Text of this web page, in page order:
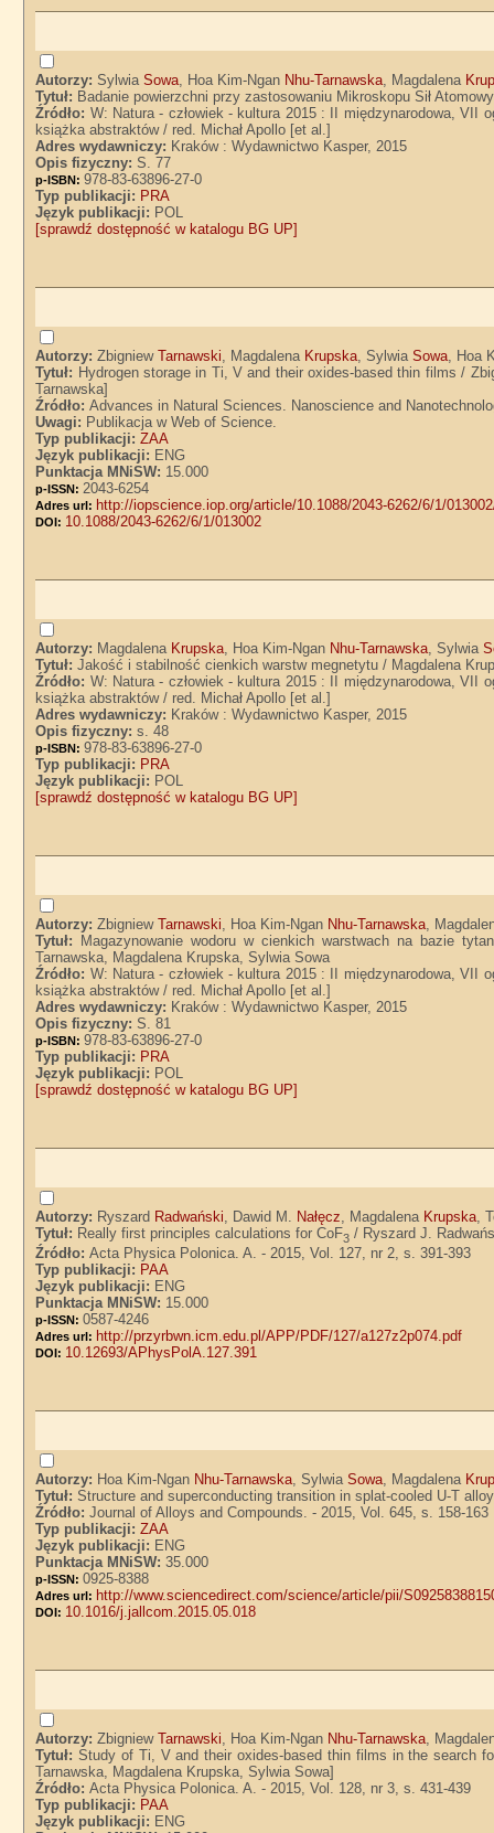
Autorzy:SylwiaSowa , Hoa Kim-Ngan Nhu-Tarnawska , Magdalena
Tytuł: Badanie powierzchni przy zastosowaniu Mikroskopu Sił
Źródło: W: Natura - człowiek - kultura 2015 : II międzynarodowa, VII
książka abstraktów / red. Michał Apollo [et al.]
Adres wydawniczy: Kraków : Wydawnictwo Kasper, 2015
Opis fizyczny:S. 77
p-ISBN:978-83-63896-27-0
Typ publikacji: PRA
Język publikacji: POL
[sprawdź dostępność w katalogu BG UP]
Autorzy:ZbigniewTarnawski , Magdalena Krupska , SylwiaSowa , Hoa
Tytuł: Hydrogen storage in Ti, V and their oxides-based thin films /
Tarnawska]
Źródło:Advances in Natural Sciences. Nanoscience and
Uwagi: Publikacja w Web of Science.
Typ publikacji:ZAA
Język publikacji: ENG
Punktacja MNiSW: 15.000
p-ISSN: 2043-6254
Adres url: http://iopscience.iop.org/article/10.1088/2043-6262/6/1/
DOI: 10.1088/2043-6262/6/1/013002
Autorzy: Magdalena Krupska , Hoa Kim-Ngan Nhu-Tarnawska , Sylwia
Tytuł:Jakość i stabilność cienkich warstw megnetytu / Magdalena
Źródło: W: Natura - człowiek - kultura 2015 : II międzynarodowa, VII
książka abstraktów / red. Michał Apollo [et al.]
Adres wydawniczy: Kraków : Wydawnictwo Kasper, 2015
Opis fizyczny:s. 48
p-ISBN:978-83-63896-27-0
Typ publikacji: PRA
Język publikacji: POL
[sprawdź dostępność w katalogu BG UP]
Autorzy:ZbigniewTarnawski , Hoa Kim-Ngan Nhu-Tarnawska ,
Tytuł:
Magazynowanie wodoru w cienkich warstwach na bazie
Tarnawska, Magdalena Krupska, Sylwia Sowa
Źródło: W: Natura - człowiek - kultura 2015 : II międzynarodowa, VII
książka abstraktów / red. Michał Apollo [et al.]
Adres wydawniczy: Kraków : Wydawnictwo Kasper, 2015
Opis fizyczny:S. 81
p-ISBN:978-83-63896-27-0
Typ publikacji: PRA
Język publikacji: POL
[sprawdź dostępność w katalogu BG UP]
Autorzy: Ryszard Radwański , Dawid M. Nałęcz , Magdalena Krupska ,
Tytuł: Really first principles calculations for CoF3 / Ryszard J.
Źródło:Acta Physica Polonica. A. - 2015, Vol. 127, nr 2, s. 391-393
Typ publikacji: PAA
Język publikacji: ENG
Punktacja MNiSW: 15.000
p-ISSN:0587-4246
Adres url: http://przyrbwn.icm.edu.pl/APP/PDF/127/a127z2p074.pdf
DOI: 10.12693/APhysPolA.127.391
Autorzy: Hoa Kim-Ngan Nhu-Tarnawska , SylwiaSowa , Magdalena
Tytuł:Structure and superconducting transition in splat-cooled U-T
Źródło:Journal of Alloys and Compounds. - 2015, Vol. 645, s. 158-163
Typ publikacji:ZAA
Język publikacji: ENG
Punktacja MNiSW:35.000
p-ISSN:0925-8388
Adres url: http://www.sciencedirect.com/science/article/pii/
DOI: 10.1016/j.jallcom.2015.05.018
Autorzy:ZbigniewTarnawski , Hoa Kim-Ngan Nhu-Tarnawska ,
Tytuł:Study of Ti, V and their oxides-based thin films in the search
Tarnawska, Magdalena Krupska, Sylwia Sowa]
Źródło:Acta Physica Polonica. A. - 2015, Vol. 128, nr 3, s. 431-439
Typ publikacji: PAA
Język publikacji: ENG